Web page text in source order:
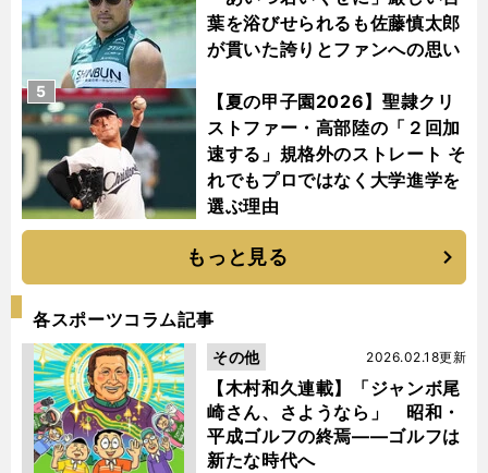
葉を浴びせられるも佐藤慎太郎
が貫いた誇りとファンへの思い
【夏の甲子園2026】聖隷クリ
ストファー・高部陸の「２回加
速する」規格外のストレート そ
れでもプロではなく大学進学を
選ぶ理由
5
もっと見る
各スポーツコラム記事
【木村和久連載】「ジャンボ尾
崎さん、さようなら」 昭和・
平成ゴルフの終焉――ゴルフは
新たな時代へ
2026.02.18更新
その他